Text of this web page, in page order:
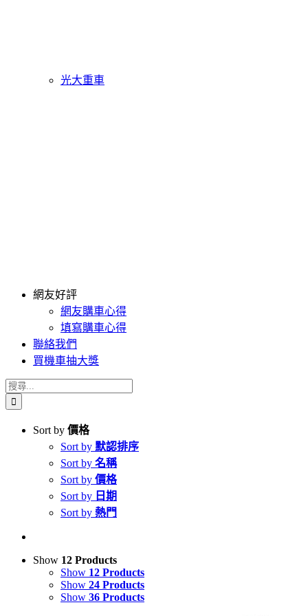
光大重車
網友好評
網友購車心得
填寫購車心得
聯絡我們
買機車抽大獎
搜
索
Sort by 價格
Sort by 默認排序
Sort by 名稱
Sort by 價格
Sort by 日期
Sort by 熱門
Show 12 Products
Show 12 Products
Show 24 Products
Show 36 Products